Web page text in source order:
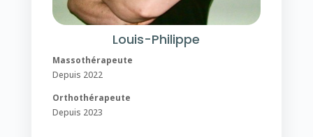
Louis-Philippe
Massothérapeute
Depuis 2022
Orthothérapeute
Depuis 2023